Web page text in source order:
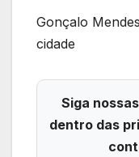
Gonçalo
cidade
Siga
dentro das